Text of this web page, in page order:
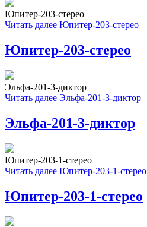
Юпитер-203-стерео
Читать далее Юпитер-203-стерео
Юпитер-203-стерео
Эльфа-201-3-диктор
Читать далее Эльфа-201-3-диктор
Эльфа-201-3-диктор
Юпитер-203-1-стерео
Читать далее Юпитер-203-1-стерео
Юпитер-203-1-стерео